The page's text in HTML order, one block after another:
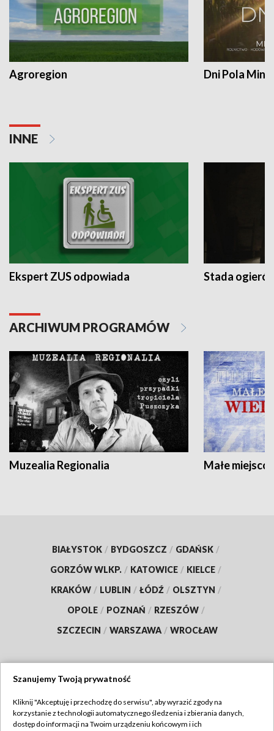
Agroregion Dni Pola
INNE
Ekspert ZUS odpowiada Stada
ARCHIWUM PROGRAMÓW
Muzealia Regionalia Małe
BIAŁYSTOK / BYDGOSZCZ / GDAŃSK /
GORZÓW WLKP. / KATOWICE / KIELCE /
KRAKÓW / LUBLIN / ŁÓDŹ / OLSZTYN /
OPOLE / POZNAŃ / RZESZÓW /
SZCZECIN / WARSZAWA / WROCŁAW
TVP
Szanujemy Twoją prywatność
Kliknij "Akceptuję i przechodzę do serwisu", aby wyrazić zgody na
korzystanie z technologii automatycznego śledzenia i zbierania danych,
dostęp do informacji na Twoim urządzeniu końcowym i ich